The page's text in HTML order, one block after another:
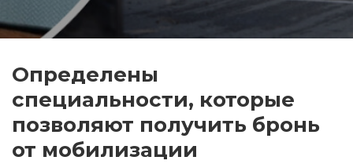
Определены
специальности, которые
позволяют получить бронь
от мобилизации